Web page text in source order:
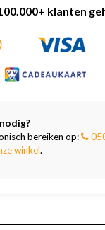
klanten
bereiken op:
winkel.